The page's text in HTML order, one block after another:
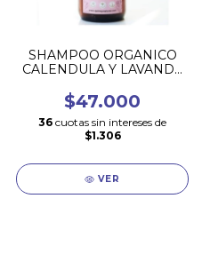
SHAMPOO ORGANICO
CALENDULA Y LAVANDA
$47.000
36 cuotas sin intereses de
$1.306
VER